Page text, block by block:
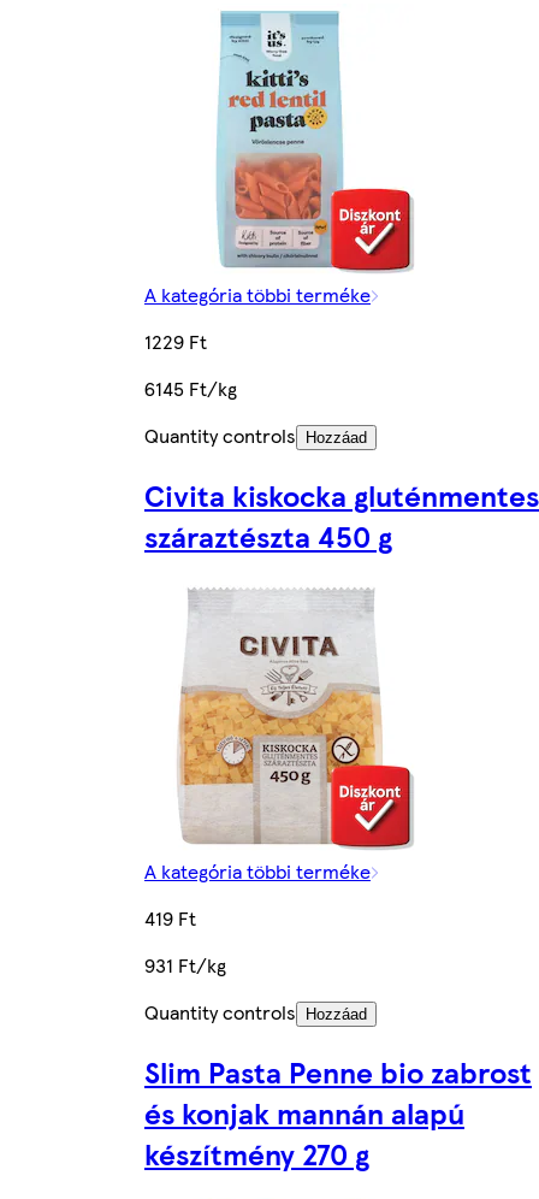
A kategória többi terméke
1229 Ft
6145 Ft/kg
Quantity controls
Hozzáad
Civita kiskocka gluténmentes
száraztészta 450 g
A kategória többi terméke
419 Ft
931 Ft/kg
Quantity controls
Hozzáad
Slim Pasta Penne bio zabrost
és konjak mannán alapú
készítmény 270 g